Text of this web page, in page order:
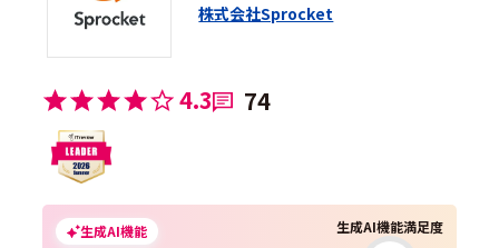
株式会社Sprocket
4.3 74
生成AI機能
生成AI機能満足度